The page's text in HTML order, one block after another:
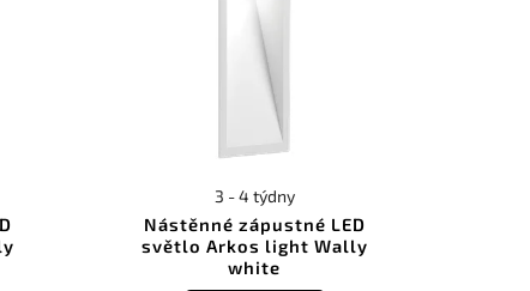
Nástěnné zápustné LED
světlo Arkos light Wally
white
3 - 4 týdny